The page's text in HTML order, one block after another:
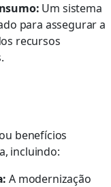
Um sistema
para assegurar a
recursos
benefícios
incluindo:
A modernização